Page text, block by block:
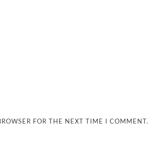
FOR THE NEXT TIME I COMMENT.